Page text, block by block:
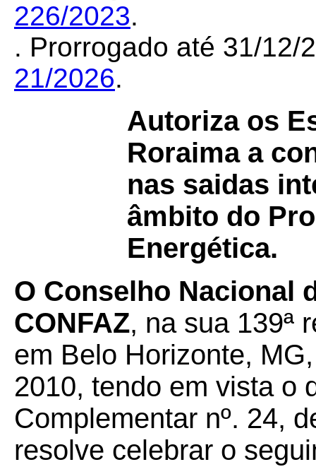
226/2023.
. Prorrogado até 31/12/
21/2026.
Autoriza os
Roraima a
nas saidas
âmbito do
Energética.
O Conselho Nacional
CONFAZ, na sua 139ª
em Belo Horizonte,
2010, tendo em vista o
Complementar nº. 24,
resolve celebrar o